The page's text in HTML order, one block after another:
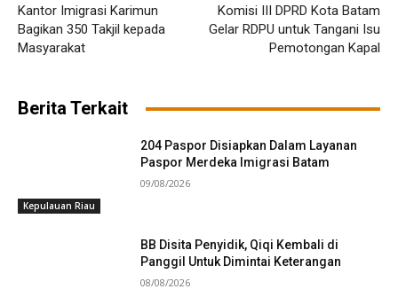
Kantor Imigrasi Karimun
Bagikan 350 Takjil kepada
Masyarakat
Komisi III DPRD Kota Batam
Gelar RDPU untuk Tangani Isu
Pemotongan Kapal
Berita Terkait
Kepulauan Riau
204 Paspor Disiapkan Dalam Layanan
Paspor Merdeka Imigrasi Batam
09/08/2026
BB Disita Penyidik, Qiqi Kembali di
Panggil Untuk Dimintai Keterangan
08/08/2026